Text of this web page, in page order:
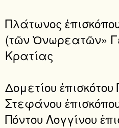
Πλάτωνος
(τῶν Ὀνωρεατῶν»
Κρατίας
Δομετίου
Στεφάνου
Πόντου Λογγίνου